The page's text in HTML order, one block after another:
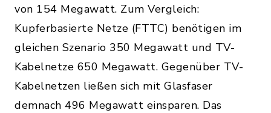
von 154 Megawatt. Zum Vergleich:
Kupferbasierte Netze (FTTC) benötigen im
gleichen Szenario 350 Megawatt und TV-
Kabelnetze 650 Megawatt. Gegenüber TV-
Kabelnetzen ließen sich mit Glasfaser
demnach 496 Megawatt einsparen. Das